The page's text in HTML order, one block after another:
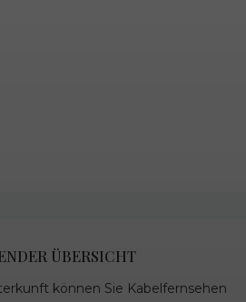
ÜBERSICHT
können Sie Kabelfernsehen